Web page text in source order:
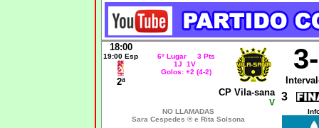
18:00
19:00 Esp
2ª
6º Lugar 3 Pts
1J 1V
Golos: +2 (4-2)
CP Vila-sana
V 3
NO LLAMADAS
Sara Cespedes ® e Rita Solsona